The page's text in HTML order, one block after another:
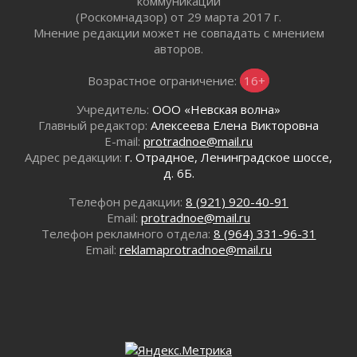
Маршрутами будущего — к заветной цели
31 июля 2026
«Корвет» на страже
31 июля 2026
31 июля 2026
С рабочим визитом
В Шлиссельбурге прошла акция «Белый
31 июля 2026
Новые возможности для творчества
31 июля 2026
(Роскомнадзор) от 29 марта 2017 г.
Мнение редакции может не совпадать с мнением
авторов.
Возрастное ограничение: 16+
Учредитель: ООО «Невская волна»
Главный редактор: Алексеева Елена Викторовна
E-mail: protradnoe@mail.ru
Адрес редакции: г. Отрадное, Ленинградское шоссе,
д. 6Б.
Телефон редакции: 8 (921) 920-40-91
Email: protradnoe@mail.ru
Телефон рекламного отдела: 8 (964) 331-96-31
Email: reklamaprotradnoe@mail.ru